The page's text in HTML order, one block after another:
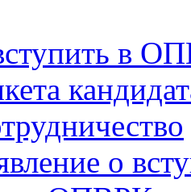
в
о